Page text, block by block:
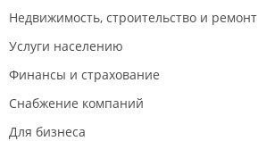
Недвижимость, строительство и ремонт
Услуги населению
Финансы и страхование
Снабжение компаний
Для бизнеса